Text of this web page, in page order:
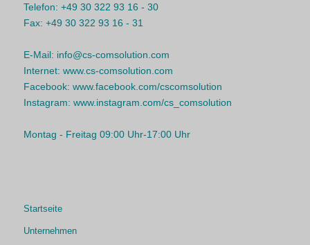
Telefon: +49 30 322 93 16 - 30
Fax: +49 30 322 93 16 - 31
E-Mail: info@cs-comsolution.com
Internet: www.cs-comsolution.com
Facebook: www.facebook.com/cscomsolution
Instagram: www.instagram.com/cs_comsolution
Montag - Freitag 09:00 Uhr-17:00 Uhr
Startseite
Unternehmen